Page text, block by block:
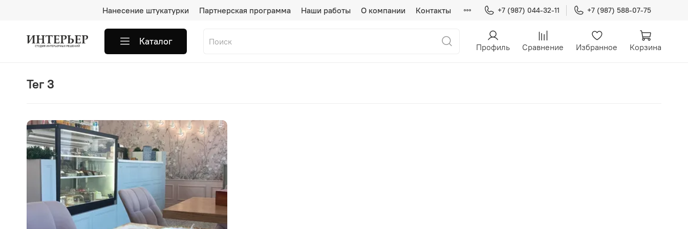
Нанесение штукатурки Партнерская программа Наши работы О компании Контакты +7 (987) 044-32-11 +7 (987) 588-07-75
Каталог Профиль Сравнение Избранное Корзина
тег 3